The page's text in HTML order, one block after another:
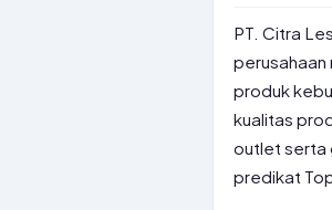
PT. Citra
produk
kualitas
outlet serta
predikat